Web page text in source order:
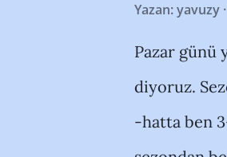
kriterlere
daha düşük
açısından,
oldu.İleriki
Yazan:yavuzy
Pazar günü
diyoruz.
-hatta ben